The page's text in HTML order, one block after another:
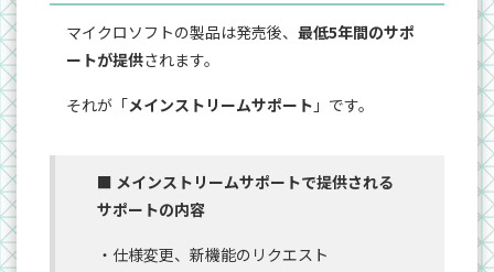
マイクロソフトの製品は発売後、 最低5年間のサポ
ートが提供されます。
それが「メインストリームサポート 」です。
■ メインストリームサポートで提供される
サポートの内容
・仕様変更、新機能のリクエスト